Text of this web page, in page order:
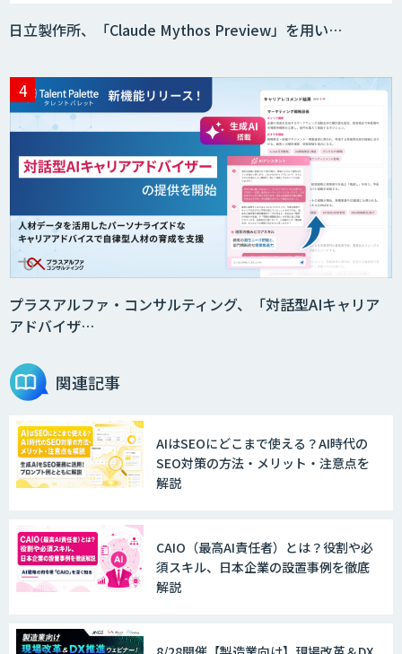
日立製作所、「Claude Mythos Preview」を用い…
プラスアルファ・コンサルティング、「対話型AIキャリア
アドバイザ…
関連記事
AIはSEOにどこまで使える？AI時代の
SEO対策の方法・メリット・注意点を
解説
CAIO（最高AI責任者）とは？役割や必
須スキル、日本企業の設置事例を徹底
解説